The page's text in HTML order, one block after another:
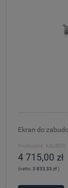
Ekran do
Producent: KAUBER
4 715,00 zł
(netto:3 833,33 zł)